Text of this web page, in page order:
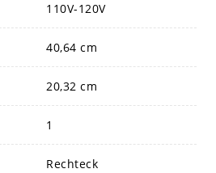
110V-120V
40,64 cm
20,32 cm
1
Rechteck